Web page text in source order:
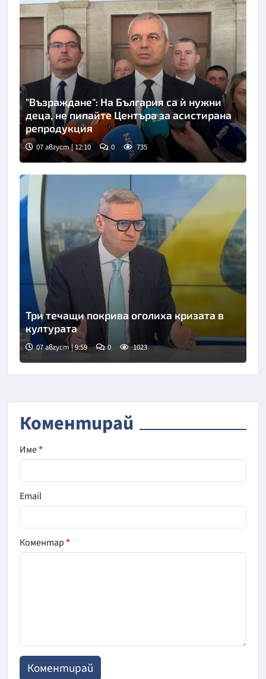
"Възраждане": На България са ѝ нужни
деца, не пипайте Центъра за асистирана
репродукция
07 август | 12:10 0 735
Снимка: БНТ
Три течащи покрива оголиха кризата в
културата
07 август | 9:59 0 1023
Коментирай
Име*
Email
Коментар*